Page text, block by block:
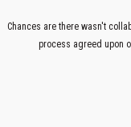
Chances are there wasn't
process agreed upon